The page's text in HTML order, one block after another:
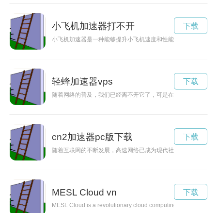
小飞机加速器打不开
小飞机加速器是一种能够提升小飞机速度和性能的设备，为飞
下载
轻蜂加速器vps
随着网络的普及，我们已经离不开它了，可是在需要高速稳定
下载
cn2加速器pc版下载
随着互联网的不断发展，高速网络已成为现代社会的必需品。
下载
MESL Cloud vn
MESL Cloud is a revolutionary cloud computing platform that
下载